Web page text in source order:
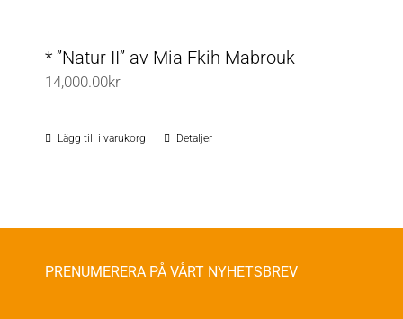
* ”Natur II” av Mia Fkih Mabrouk
14,000.00kr
Lägg till i varukorg Detaljer
PRENUMERERA PÅ VÅRT NYHETSBREV